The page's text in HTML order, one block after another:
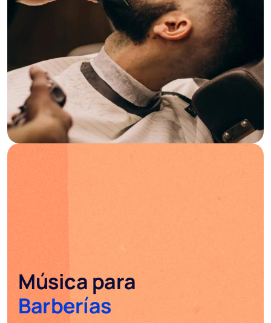
Blog
Preguntas frecuentes
Podcast
Música para
Barberías